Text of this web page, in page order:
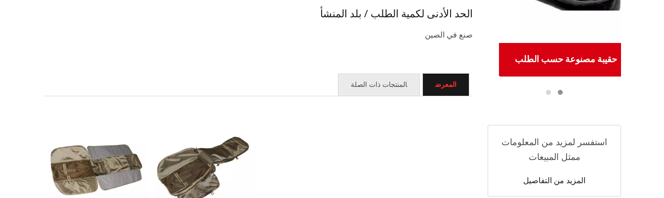
الحد الأدنى لكمية الطلب / بلد المنشأ
صنع في الصين
المعرض المنتجات ذات الصلة
حقيبة مصنوعة حسب الطلب
استفسر لمزيد من المعلومات
ممثل المبيعات
المزيد من التفاصيل